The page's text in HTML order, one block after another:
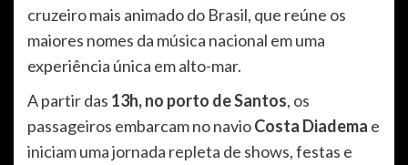
cruzeiro mais animado do Brasil, que reúne os
maiores nomes da música nacional em uma
experiência única em alto-mar.
A partir das 13h, no porto de Santos, os
passageiros embarcam no navioCosta Diadema e
iniciam uma jornada repleta de shows, festas e